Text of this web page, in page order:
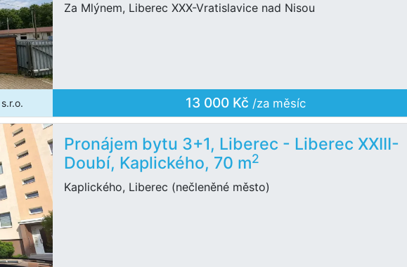
Za Mlýnem, Liberec XXX-Vratislavice nad Nisou
13 000 Kč /za měsíc
Pronájem bytu 3+1, Liberec - Liberec XXIII-
Doubí, Kaplického, 70 m2
Kaplického, Liberec (nečleněné město)